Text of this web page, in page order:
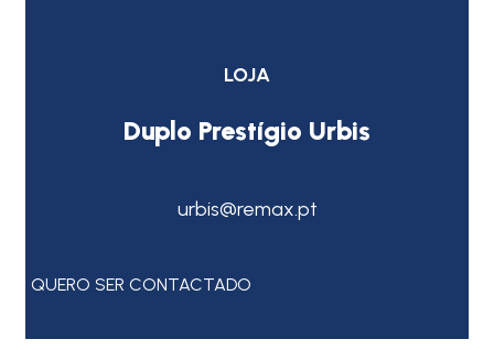
LOJA
Duplo Prestígio Urbis
urbis@remax.pt
QUERO SER CONTACTADO